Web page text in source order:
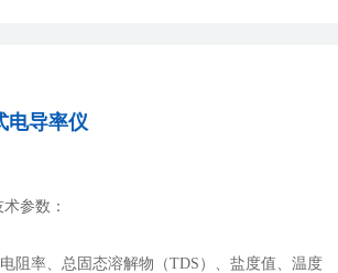
电导率仪
参数：
阻率、总固态溶解物（TDS）、盐度值、温度